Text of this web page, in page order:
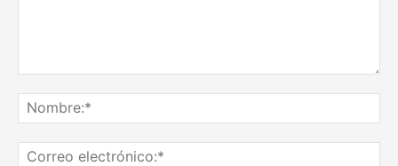
tu
comentario...